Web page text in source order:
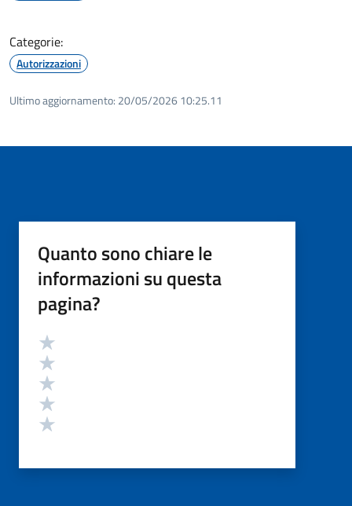
Categorie:
Autorizzazioni
Ultimo aggiornamento: 20/05/2026 10:25.11
Quanto sono chiare le
informazioni su questa
pagina?
Valutazione